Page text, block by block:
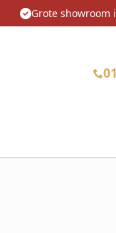
Grote showroom